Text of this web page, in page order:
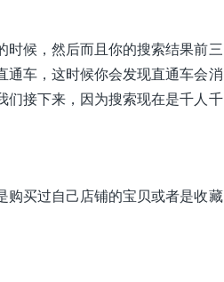
时候，然后而且你的搜索结果前三
通车，这时候你会发现直通车会消
们接下来，因为搜索现在是千人千
购买过自己店铺的宝贝或者是收藏